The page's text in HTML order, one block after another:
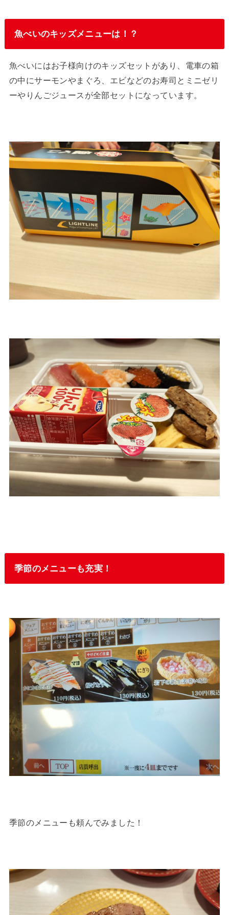
魚べいのキッズメニューは！？
魚べいにはお子様向けのキッズセットがあり、電車の箱
の中にサーモンやまぐろ、エビなどのお寿司とミニゼリ
ーやりんごジュースが全部セットになっています。
季節のメニューも充実！
季節のメニューも頼んでみました！